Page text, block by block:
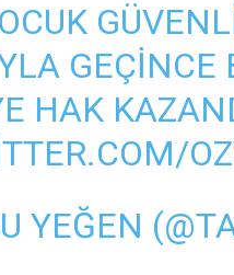
GEÇINCE
HAK
YEĞEN